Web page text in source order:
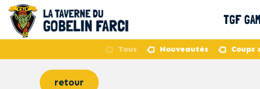
TGF
Tous Nouveautés Coups
retour